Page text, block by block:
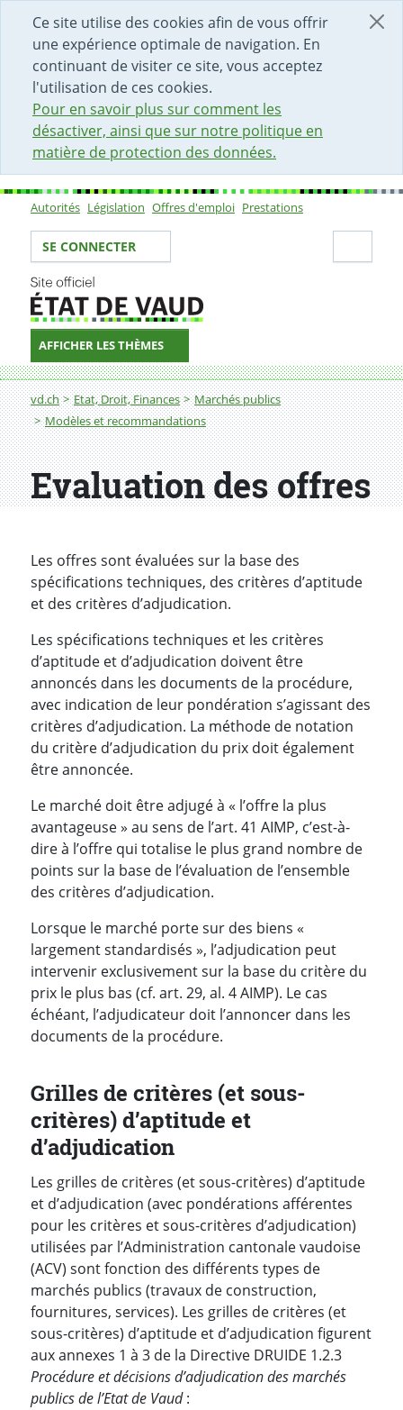
Ce site utilise des cookies afin de vous offrir
une expérience optimale de navigation. En
continuant de visiter ce site, vous acceptez
l'utilisation de ces cookies.
Pour en savoir plus sur comment les
désactiver, ainsi que sur notre politique en
matière de protection des données.
DÉBUT DU CONTENU DE LA PAGE
ACCÈS AU CHAMP DE RECHERCHE
PAGE D'ACCUEIL
FORMULAIRE DE CONTACT
Sous-navigation
Autorités Législation Offres d'emploi Prestations
Votre identité
SE CONNECTER
AFFICHER LES THÈMES
Fil d'Ariane
vd.ch Etat, Droit, Finances
Marchés publics
Modèles et recommandations
Evaluation des offres
Evaluation des offres
Les offres sont évaluées sur la base des
spécifications techniques, des critères d’aptitude
et des critères d’adjudication.
Les spécifications techniques et les critères
d’aptitude et d’adjudication doivent être
annoncés dans les documents de la procédure,
avec indication de leur pondération s’agissant des
critères d’adjudication. La méthode de notation
du critère d’adjudication du prix doit également
être annoncée.
Le marché doit être adjugé à « l’offre la plus
avantageuse » au sens de l’art. 41 AIMP, c’est-à-
dire à l’offre qui totalise le plus grand nombre de
points sur la base de l’évaluation de l’ensemble
des critères d’adjudication.
Lorsque le marché porte sur des biens «
largement standardisés », l’adjudication peut
intervenir exclusivement sur la base du critère du
prix le plus bas (cf. art. 29, al. 4 AIMP). Le cas
échéant, l’adjudicateur doit l’annoncer dans les
documents de la procédure.
Grilles de critères (et sous-
critères) d’aptitude et
d’adjudication
Les grilles de critères (et sous-critères) d’aptitude
et d’adjudication (avec pondérations afférentes
pour les critères et sous-critères d’adjudication)
utilisées par l’Administration cantonale vaudoise
(ACV) sont fonction des différents types de
marchés publics (travaux de construction,
fournitures, services). Les grilles de critères (et
sous-critères) d’aptitude et d’adjudication figurent
aux annexes 1 à 3 de la Directive DRUIDE 1.2.3
Procédure et décisions d’adjudication des marchés
publics de l’Etat de Vaud: